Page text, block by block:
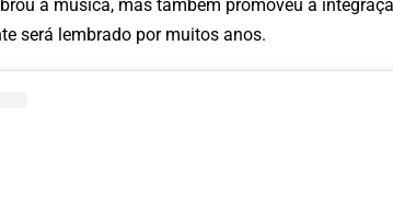
a música, mas também promoveu a
será lembrado por muitos anos.